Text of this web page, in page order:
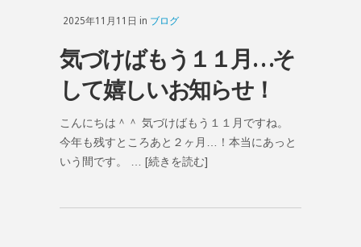
2025年11月11日 in ブログ
気づけばもう１１月…そ
して嬉しいお知らせ！
こんにちは＾＾ 気づけばもう１１月ですね。
今年も残すところあと２ヶ月…！本当にあっと
いう間です。 …
[続きを読む]